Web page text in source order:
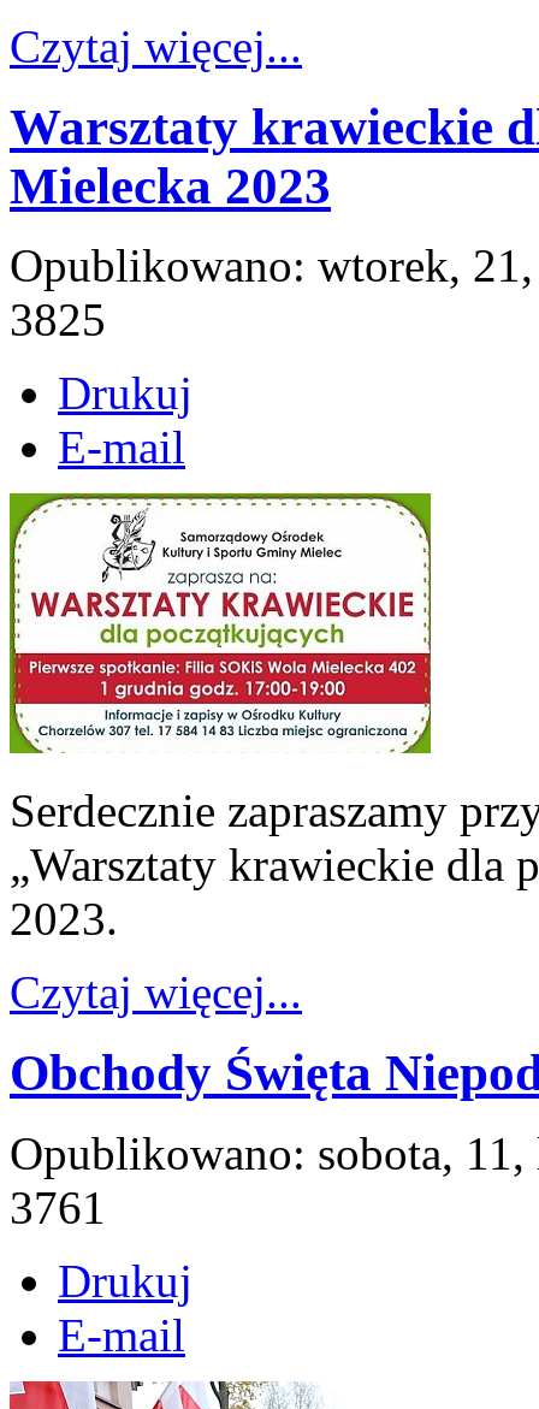
Czytaj więcej...
Warsztaty krawieckie
Mielecka 2023
Opublikowano: wtorek,
3825
Drukuj
E-mail
Serdecznie zapraszamy
„Warsztaty krawieckie dla
2023.
Czytaj więcej...
Obchody Święta
Opublikowano: sobota,
3761
Drukuj
E-mail